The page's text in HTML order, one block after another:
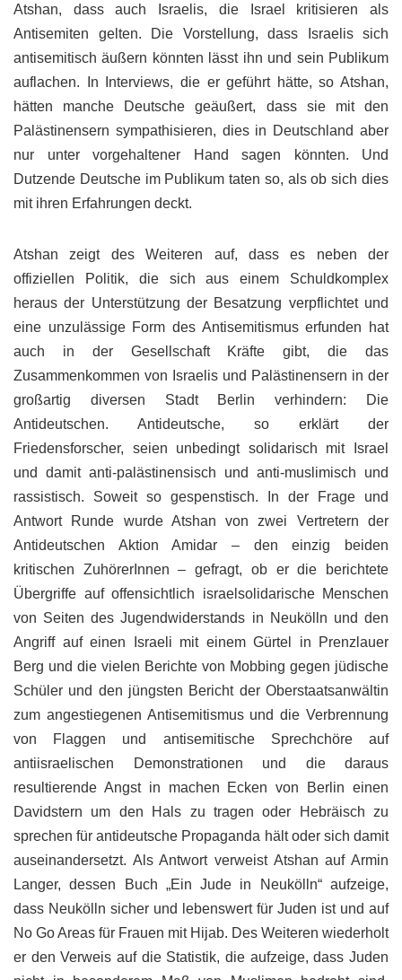
Atshan, dass auch Israelis, die Israel kritisieren als
Antisemiten gelten. Die Vorstellung, dass Israelis sich
antisemitisch äußern könnten lässt ihn und sein Publikum
auflachen. In Interviews, die er geführt hätte, so Atshan,
hätten manche Deutsche geäußert, dass sie mit den
Palästinensern sympathisieren, dies in Deutschland aber
nur unter vorgehaltener Hand sagen könnten. Und
Dutzende Deutsche im Publikum taten so, als ob sich dies
mit ihren Erfahrungen deckt.
Atshan zeigt des Weiteren auf, dass es neben der
offiziellen Politik, die sich aus einem Schuldkomplex
heraus der Unterstützung der Besatzung verpflichtet und
eine unzulässige Form des Antisemitismus erfunden hat
auch in der Gesellschaft Kräfte gibt, die das
Zusammenkommen von Israelis und Palästinensern in der
großartig diversen Stadt Berlin verhindern: Die
Antideutschen. Antideutsche, so erklärt der
Friedensforscher, seien unbedingt solidarisch mit Israel
und damit anti-palästinensisch und anti-muslimisch und
rassistisch. Soweit so gespenstisch. In der Frage und
Antwort Runde wurde Atshan von zwei Vertretern der
Antideutschen Aktion Amidar – den einzig beiden
kritischen ZuhörerInnen – gefragt, ob er die berichtete
Übergriffe auf offensichtlich israelsolidarische Menschen
von Seiten des Jugendwiderstands in Neukölln und den
Angriff auf einen Israeli mit einem Gürtel in Prenzlauer
Berg und die vielen Berichte von Mobbing gegen jüdische
Schüler und den jüngsten Bericht der Oberstaatsanwältin
zum angestiegenen Antisemitismus und die Verbrennung
von Flaggen und antisemitische Sprechchöre auf
antiisraelischen Demonstrationen und die daraus
resultierende Angst in machen Ecken von Berlin einen
Davidstern um den Hals zu tragen oder Hebräisch zu
sprechen für antideutsche Propaganda hält oder sich damit
auseinandersetzt. Als Antwort verweist Atshan auf Armin
Langer, dessen Buch „Ein Jude in Neukölln“ aufzeige,
dass Neukölln sicher und lebenswert für Juden ist und auf
No Go Areas für Frauen mit Hijab. Des Weiteren wiederholt
er den Verweis auf die Statistik, die aufzeige, dass Juden